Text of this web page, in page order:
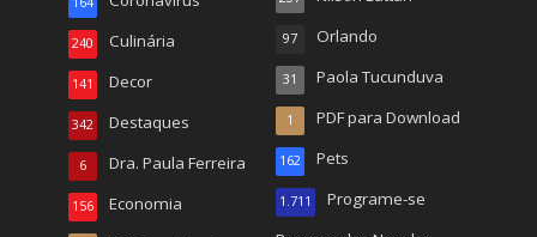
Culinária
240
Decor
141
Destaques
342
Dra. Paula Ferreira
6
Economia
156
Orlando
97
Paola Tucunduva
31
PDF para Download
1
Pets
162
Programe-se
1.711